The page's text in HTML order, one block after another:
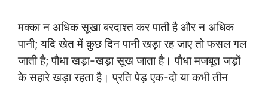
मक्का न अधिक सूखा बरदाश्त कर पाती है और न अधिक
पानी; यदि खेत में कुछ दिन पानी खड़ा रह जाए तो फसल गल
जाती है; पौधा खड़ा-खड़ा सूख जाता है। पौधा मजबूत जड़ों
के सहारे खड़ा रहता है। प्रति पेड़ एक-दो या कभी तीन